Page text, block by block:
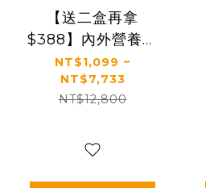
【送二盒再拿
$388】內外營養補
給｜最有感的膠原
蛋白胜肽｜【食技
研】德國專利膠原
包/盒，多規格)
NT$1,099 ~
NT$7,733
NT$12,800